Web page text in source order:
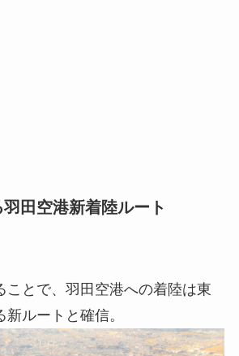
田空港新着陸ルート
ことで、羽田空港への着陸は東
ルートと確信。